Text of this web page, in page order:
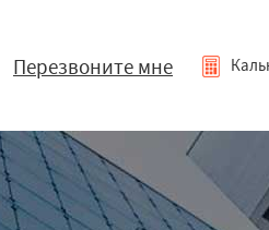
Перезвоните мне